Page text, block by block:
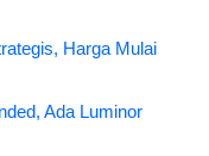
Harga Mulai
Ada Luminor